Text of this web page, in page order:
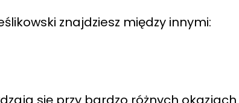
znajdziesz między innymi: